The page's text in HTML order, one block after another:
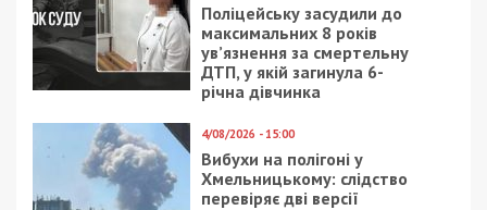
Поліцейську засудили до
максимальних 8 років
ув’язнення за смертельну
ДТП, у якій загинула 6-
річна дівчинка
4/08/2026 - 15:00
Вибухи на полігоні у
Хмельницькому: слідство
перевіряє дві версії